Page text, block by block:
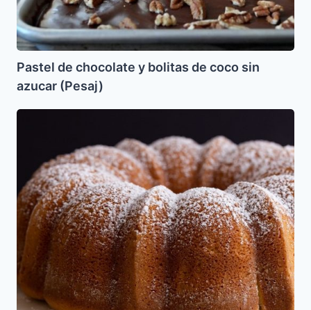
(Pesaj)
Pastel de chocolate y bolitas de coco sin
azucar (Pesaj)
Torta
Brasil
para
Pesaj